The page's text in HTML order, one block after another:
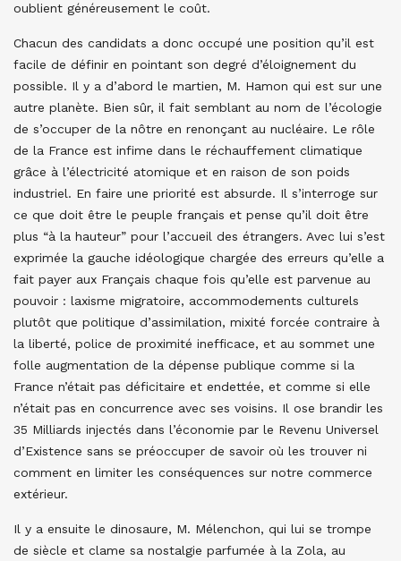
oublient généreusement le coût.
Chacun des candidats a donc occupé une position qu’il est
facile de définir en pointant son degré d’éloignement du
possible. Il y a d’abord le martien, M. Hamon qui est sur une
autre planète. Bien sûr, il fait semblant au nom de l’écologie
de s’occuper de la nôtre en renonçant au nucléaire. Le rôle
de la France est infime dans le réchauffement climatique
grâce à l’électricité atomique et en raison de son poids
industriel. En faire une priorité est absurde. Il s’interroge sur
ce que doit être le peuple français et pense qu’il doit être
plus “à la hauteur” pour l’accueil des étrangers. Avec lui s’est
exprimée la gauche idéologique chargée des erreurs qu’elle a
fait payer aux Français chaque fois qu’elle est parvenue au
pouvoir : laxisme migratoire, accommodements culturels
plutôt que politique d’assimilation, mixité forcée contraire à
la liberté, police de proximité inefficace, et au sommet une
folle augmentation de la dépense publique comme si la
France n’était pas déficitaire et endettée, et comme si elle
n’était pas en concurrence avec ses voisins. Il ose brandir les
35 Milliards injectés dans l’économie par le Revenu Universel
d’Existence sans se préoccuper de savoir où les trouver ni
comment en limiter les conséquences sur notre commerce
extérieur.
Il y a ensuite le dinosaure, M. Mélenchon, qui lui se trompe
de siècle et clame sa nostalgie parfumée à la Zola, au